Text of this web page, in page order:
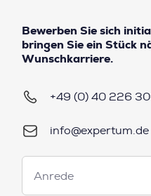
Bewerben Sie sich
bringen Sie ein Stück
Wunschkarriere.
+49 (0) 40 226
info@expertum.de
Anrede
Anrede